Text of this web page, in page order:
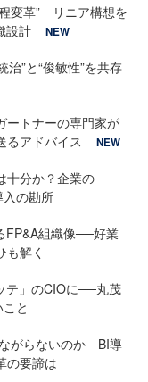
変革” リニア構想を
設計
NEW
”と“俊敏性”を共存
ートナーの専門家が
るアドバイス
NEW
十分か？企業の
の勘所
FP&A組織像──好業
解く
テ」のCIOに──丸茂
と
がらないのか BI導
の要諦は